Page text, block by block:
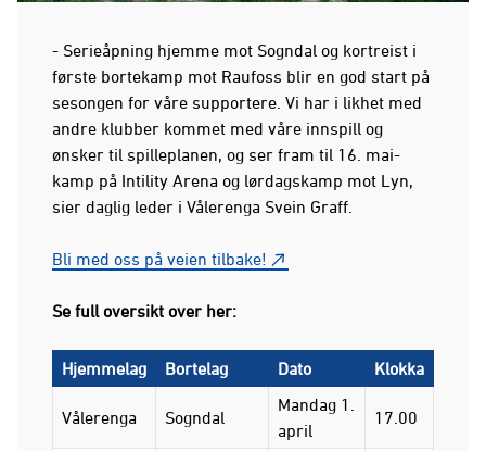
- Serieåpning hjemme mot Sogndal og kortreist i
første bortekamp mot Raufoss blir en god start på
sesongen for våre supportere. Vi har i likhet med
andre klubber kommet med våre innspill og
ønsker til spilleplanen, og ser fram til 16. mai-
kamp på Intility Arena og lørdagskamp mot Lyn,
sier daglig leder i Vålerenga Svein Graff.
Bli med oss på veien tilbake!
Se full oversikt over her:
Hjemmelag Bortelag Dato Klokka
Vålerenga Sogndal
Mandag 1.
april
17.00